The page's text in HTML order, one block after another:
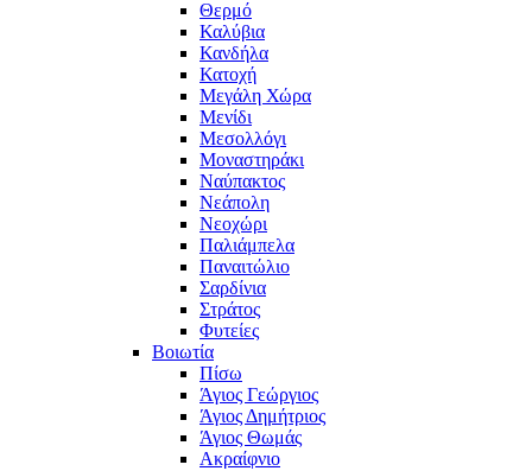
Θερμό
Καλύβια
Κανδήλα
Κατοχή
Μεγάλη Χώρα
Μενίδι
Μεσολλόγι
Μοναστηράκι
Ναύπακτος
Νεάπολη
Νεοχώρι
Παλιάμπελα
Παναιτώλιο
Σαρδίνια
Στράτος
Φυτείες
Βοιωτία
Πίσω
Άγιος Γεώργιος
Άγιος Δημήτριος
Άγιος Θωμάς
Ακραίφνιο